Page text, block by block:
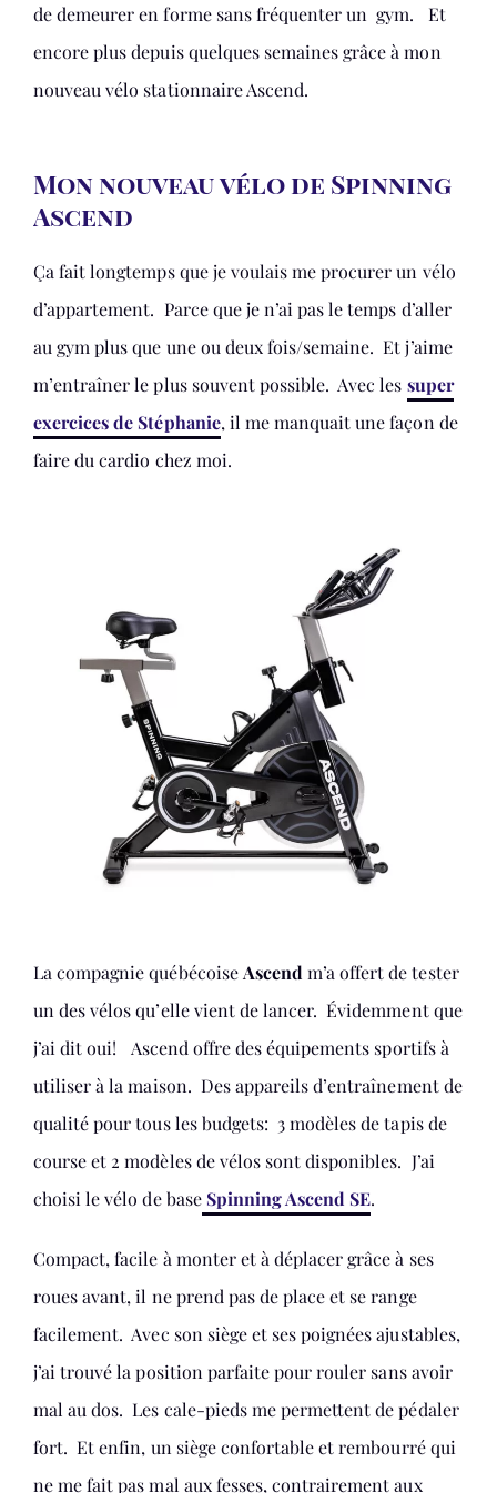
de demeurer en forme sans fréquenter un gym. Et
encore plus depuis quelques semaines grâce à mon
nouveau vélo stationnaire Ascend.
Mon nouveau vélo de Spinning
Ascend
Ça fait longtemps que je voulais me procurer un vélo
d’appartement. Parce que je n’ai pas le temps d’aller
au gym plus que une ou deux fois/semaine. Et j’aime
m’entraîner le plus souvent possible. Avec les super
exercices de Stéphanie, il me manquait une façon de
faire du cardio chez moi.
La compagnie québécoiseAscend m’a offert de tester
un des vélos qu’elle vient de lancer. Évidemment que
j’ai dit oui! Ascend offre des équipements sportifs à
utiliser à la maison. Des appareils d’entraînement de
qualité pour tous les budgets: 3 modèles de tapis de
course et 2 modèles de vélos sont disponibles. J’ai
choisi le vélo de baseSpinning Ascend SE.
Compact, facile à monter et à déplacer grâce à ses
roues avant, il ne prend pas de place et se range
facilement. Avec son siège et ses poignées ajustables,
j’ai trouvé la position parfaite pour rouler sans avoir
mal au dos. Les cale-pieds me permettent de pédaler
fort. Et enfin, un siège confortable et rembourré qui
ne me fait pas mal aux fesses, contrairement aux